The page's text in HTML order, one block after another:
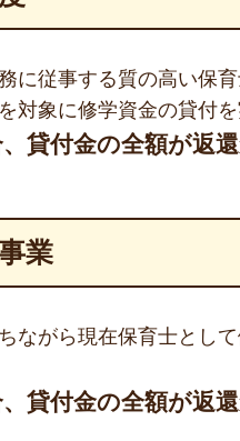
に従事する質の高い保
対象に修学資金の貸付を
貸付金の全額が返
業
ながら現在保育士とし
貸付金の全額が返